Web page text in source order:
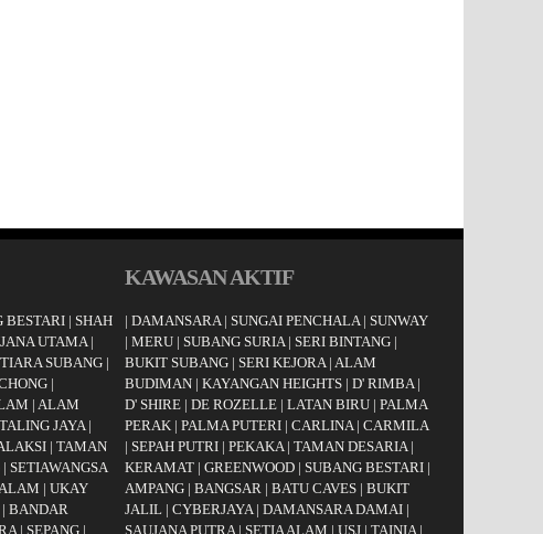
BESTARI | SHAH
UTAMA |
SUBANG |
|
| ALAM
JAYA |
| TAMAN
| SETIAWANGSA
| UKAY
| BANDAR
| SEPANG |
KAWASAN AKTIF
| DAMANSARA| SUNGAI PENCHALA| SUNWAY
| MERU| SUBANG SURIA| SERI BINTANG|
BUKIT SUBANG| SERI KEJORA| ALAM
BUDIMAN| KAYANGAN HEIGHTS| D' RIMBA|
D' SHIRE| DE ROZELLE| LATAN BIRU| PALMA
PERAK| PALMA PUTERI | CARLINA| CARMILA
| SEPAH PUTRI| PEKAKA| TAMAN DESARIA|
KERAMAT| GREENWOOD| SUBANG BESTARI|
AMPANG| BANGSAR | BATU CAVES| BUKIT
JALIL| CYBERJAYA| DAMANSARA DAMAI|
SAUJANA PUTRA| SETIA ALAM | USJ| TAINIA|